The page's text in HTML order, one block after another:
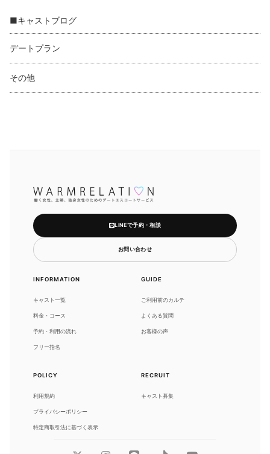
■キャストブログ
デートプラン
その他
LINEで予約・相談
お問い合わせ
INFORMATION
キャスト一覧
料金・コース
予約・利用の流れ
フリー指名
GUIDE
ご利用前のカルテ
よくある質問
お客様の声
POLICY
利用規約
プライバシーポリシー
特定商取引法に基づく表示
RECRUIT
キャスト募集